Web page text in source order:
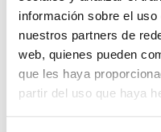
información sobre el
nuestros partners de
web, quienes pueden
que les haya
partir del uso que haya
En stock(229
Recíbelo en
*Ver condiciones de